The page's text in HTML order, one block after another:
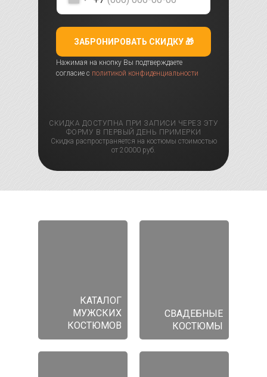
СКИДКА ДОСТУПНА ПРИ ЗАПИСИ ЧЕРЕЗ ЭТУ
ФОРМУ В ПЕРВЫЙ ДЕНЬ ПРИМЕРКИ
Скидка распространяется на костюмы стоимостью
от 20000 руб.
ЗАБРОНИРОВАТЬ СКИДКУ 🎁
Нажимая на кнопку Вы подтверждаете
согласие с политикой конфиденциальности
КАТАЛОГ
МУЖСКИХ
КОСТЮМОВ
СВАДЕБНЫЕ
КОСТЮМЫ